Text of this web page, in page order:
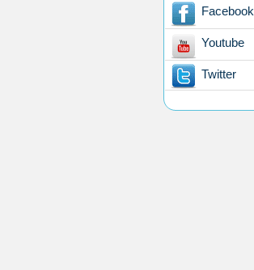
Facebook
Youtube
Twitter